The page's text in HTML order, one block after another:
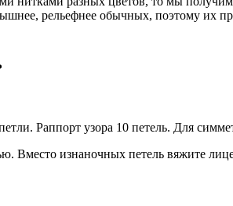
рельефнее обычных, поэтому их
Раппорт узора 10 петель. Для
Вместо изнаночных петель вяжите